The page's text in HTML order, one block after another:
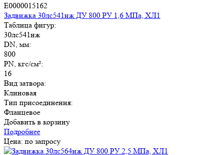
E0000015162
Задвижка 30лс541нж ДУ 800 РУ 1,6 МПа, ХЛ1
Таблица фигур:
30лс541нж
DN, мм:
800
PN, кгс/см²:
16
Вид затвора:
Клиновая
Тип присоединения:
Фланцевое
Добавить в корзину
Подробнее
Цена: по запросу